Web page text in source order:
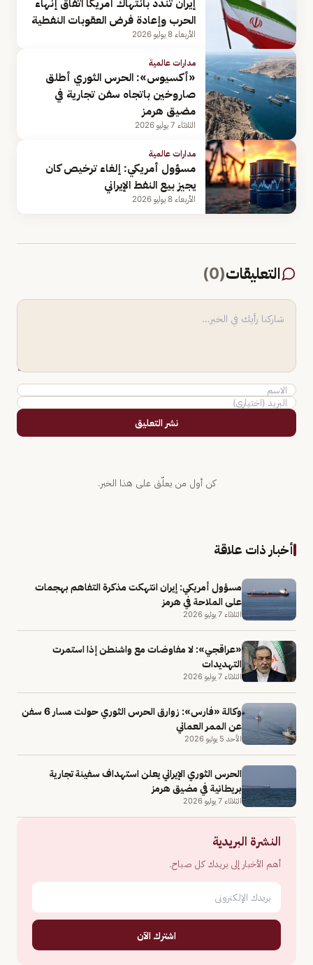
إيران تندد بانتهاك أمريكا اتفاق إنهاء
الحرب وإعادة فرض العقوبات النفطية
الأربعاء 8 يوليو 2026
مدارات عالمية
«أكسيوس»: الحرس الثوري أطلق
صاروخين باتجاه سفن تجارية في
مضيق هرمز
الثلاثاء 7 يوليو 2026
مدارات عالمية
مسؤول أمريكي: إلغاء ترخيص كان
يجيز بيع النفط الإيراني
الأربعاء 8 يوليو 2026
التعليقات(
0
)
نشر التعليق
كن أول من يعلّق على هذا الخبر.
أخبار ذات علاقة
مسؤول أمريكي: إيران انتهكت مذكرة التفاهم بهجمات
على الملاحة في هرمز
الثلاثاء 7 يوليو 2026
«عراقجي»: لا مفاوضات مع واشنطن إذا استمرت
التهديدات
الثلاثاء 7 يوليو 2026
وكالة «فارس»: زوارق الحرس الثوري حولت مسار 6 سفن
عن الممر العماني
الأحد 5 يوليو 2026
الحرس الثوري الإيراني يعلن استهداف سفينة تجارية
بريطانية في مضيق هرمز
الثلاثاء 7 يوليو 2026
النشرة البريدية
أهم الأخبار إلى بريدك كل صباح.
اشترك الآن